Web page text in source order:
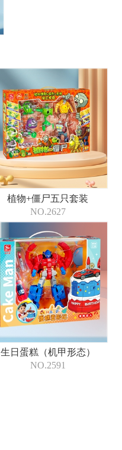
植物+僵尸五只套装
NO.2627
生日蛋糕（机甲形态）
NO.2591